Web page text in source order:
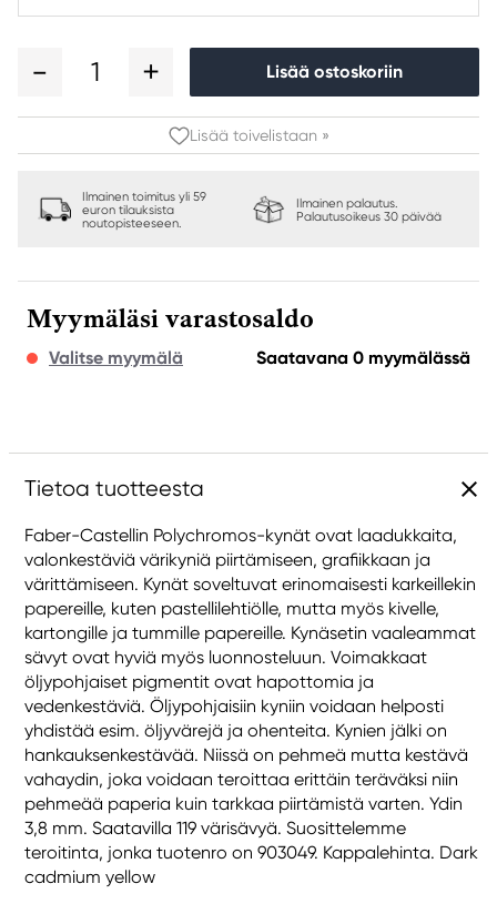
1 Lisää ostoskoriin
Lisää toivelistaan »
Ilmainen toimitus yli 59
euron tilauksista
noutopisteeseen.
Ilmainen palautus.
Palautusoikeus 30 päivää
Myymäläsi varastosaldo
Valitse myymälä Saatavana 0 myymälässä
Tietoa tuotteesta
Faber-Castellin Polychromos-kynät ovat laadukkaita,
valonkestäviä värikyniä piirtämiseen, grafiikkaan ja
värittämiseen. Kynät soveltuvat erinomaisesti karkeillekin
papereille, kuten pastellilehtiölle, mutta myös kivelle,
kartongille ja tummille papereille. Kynäsetin vaaleammat
sävyt ovat hyviä myös luonnosteluun. Voimakkaat
öljypohjaiset pigmentit ovat hapottomia ja
vedenkestäviä. Öljypohjaisiin kyniin voidaan helposti
yhdistää esim. öljyvärejä ja ohenteita. Kynien jälki on
hankauksenkestävää. Niissä on pehmeä mutta kestävä
vahaydin, joka voidaan teroittaa erittäin teräväksi niin
pehmeää paperia kuin tarkkaa piirtämistä varten. Ydin
3,8 mm. Saatavilla 119 värisävyä. Suosittelemme
teroitinta, jonka tuotenro on 903049. Kappalehinta. Dark
cadmium yellow